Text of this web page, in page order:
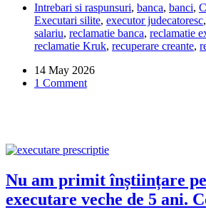
voie
să
pună
penalități
un
credit
Intrebari si raspunsuri, banca, banci,
Executari silite, executor judecatoresc,
salariu, reclamatie banca, reclamatie
reclamatie Kruk, recuperare creante,
14 May 2026
1 Comment
Nu am primit înștiințare
executare veche de 5 ani.